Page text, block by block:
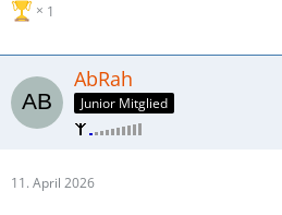
1
AbRah
Junior Mitglied
11. April 2026